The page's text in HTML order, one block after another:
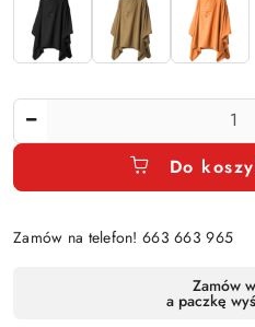
Do
Zamów na telefon! 663 663 965
Zamów
a paczkę